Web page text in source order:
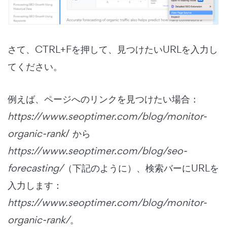
さて、CTRL+Fを押して、見つけたいURLを入力し
てください。
例えば、ページへのリンクを見つけたい場合：
https://www.seoptimer.com/blog/monitor-
organic-rank/ から
https://www.seoptimer.com/blog/seo-
forecasting/（下記のように）、検索バーにURLを
入力します：
https://www.seoptimer.com/blog/monitor-
organic-rank/。